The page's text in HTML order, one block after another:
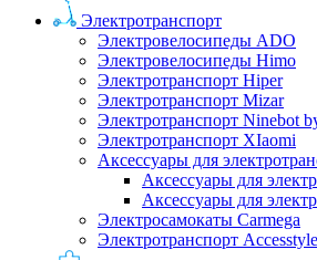
Электротранспорт
Электровелосипеды ADO
Электровелосипеды Himo
Электротранспорт Hiper
Электротранспорт Mizar
Электротранспорт Ninebot
Электротранспорт XIaomi
Аксессуары для
Аксессуары для
Аксессуары для
Электросамокаты Carmega
Электротранспорт Accesstyle